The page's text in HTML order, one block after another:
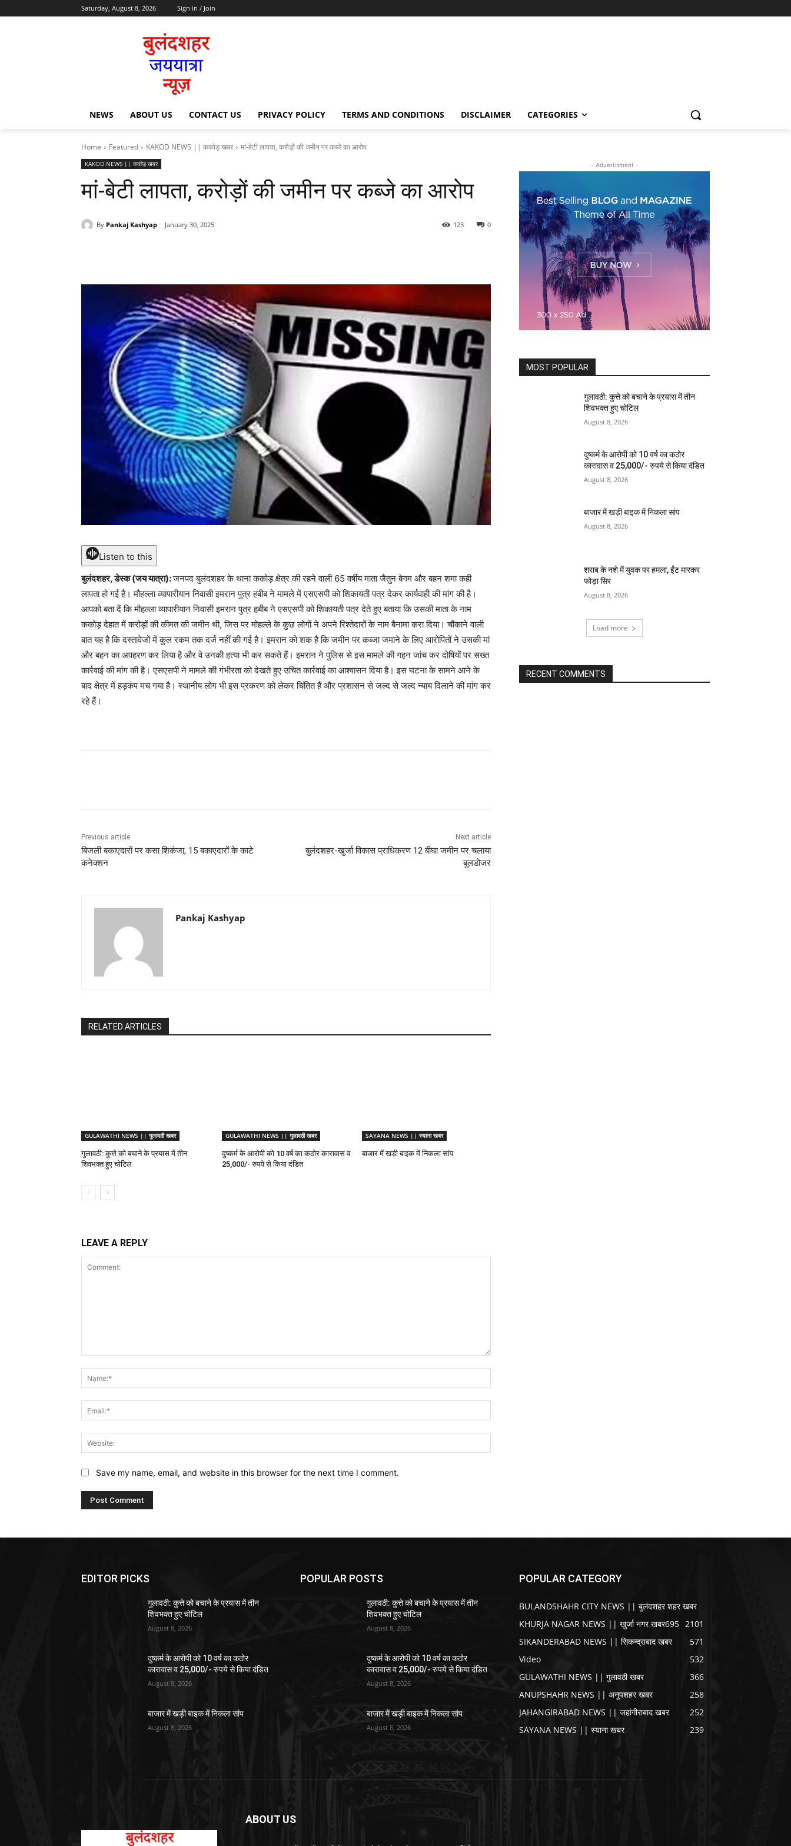
Saturday, August 8, 2026 Sign in / Join
NEWS ABOUT US CONTACT US PRIVACY POLICY TERMS AND CONDITIONS DISCLAIMER CATEGORIES
Home Featured KAKOD NEWS || ककोड़ खबर मां-बेटी लापता, करोड़ों की जमीन पर कब्जे का आरोप
KAKOD NEWS || ककोड़ खबर
मां-बेटी लापता, करोड़ों की जमीन पर कब्जे का आरोप
By Pankaj Kashyap January 30, 2025 0
123
Listen to this
बुलंदशहर, डेस्क (जय यात्रा):जनपद बुलंदशहर के थाना ककोड़ क्षेत्र की रहने वाली 65 वर्षीय माता जैतुन बेगम और बहन शमा कही
लापता हो गई है। मौहल्ला व्यापारीयान निवासी इमरान पुत्र हबीब ने मामले में एसएसपी को शिकायती पत्र देकर कार्यवाही की मांग की है।
आपको बता दें कि मौहल्ला व्यापारीयान निवासी इमरान पुत्र हबीब ने एसएसपी को शिकायती पत्र देते हुए बताया कि उसकी माता के नाम
ककोड़ देहात में करोड़ों की कीमत की जमीन थी, जिस पर मोहल्ले के कुछ लोगों ने अपने रिश्तेदारों के नाम बैनामा करा दिया। चौंकाने वाली
बात यह है कि दस्तावेजों में कुल रकम तक दर्ज नहीं की गई है। इमरान को शक है कि जमीन पर कब्जा जमाने के लिए आरोपितों ने उसकी मां
और बहन का अपहरण कर लिया है और वे उनकी हत्या भी कर सकते हैं। इमरान ने पुलिस से इस मामले की गहन जांच कर दोषियों पर सख्त
कार्रवाई की मांग की है। एसएसपी ने मामले की गंभीरता को देखते हुए उचित कार्रवाई का आश्वासन दिया है। इस घटना के सामने आने के
बाद क्षेत्र में हड़कंप मच गया है। स्थानीय लोग भी इस प्रकरण को लेकर चिंतित हैं और प्रशासन से जल्द से जल्द न्याय दिलाने की मांग कर
रहे हैं।
Previous article
बिजली बकाएदारों पर कसा शिकंजा, 15 बकाएदारों के काटे
कनेक्शन
Next article
बुलंदशहर-खुर्जा विकास प्राधिकरण 12 बीघा जमीन पर चलाया
बुलडोजर
Pankaj Kashyap
RELATED ARTICLES
GULAWATHI NEWS || गुलावठी खबर
गुलावठी: कुत्ते को बचाने के प्रयास में तीन
शिवभक्त हुए चोटिल
GULAWATHI NEWS || गुलावठी खबर
दुष्कर्म के आरोपी को 10 वर्ष का कठोर कारावास व
25,000/- रुपये से किया दंडित
SAYANA NEWS || स्याना खबर
बाजार में खड़ी बाइक में निकला सांप
LEAVE A REPLY
Save my name, email, and website in this browser for the next time I comment.
- Advertisment -
MOST POPULAR
गुलावठी: कुत्ते को बचाने के प्रयास में तीन
शिवभक्त हुए चोटिल
August 8, 2026
दुष्कर्म के आरोपी को 10 वर्ष का कठोर
कारावास व 25,000/- रुपये से किया दंडित
August 8, 2026
बाजार में खड़ी बाइक में निकला सांप
August 8, 2026
शराब के नशे में युवक पर हमला, ईंट मारकर
फोड़ा सिर
August 8, 2026
Load more
RECENT COMMENTS
EDITOR PICKS
गुलावठी: कुत्ते को बचाने के प्रयास में तीन
शिवभक्त हुए चोटिल
August 8, 2026
दुष्कर्म के आरोपी को 10 वर्ष का कठोर
कारावास व 25,000/- रुपये से किया दंडित
August 8, 2026
बाजार में खड़ी बाइक में निकला सांप
August 8, 2026
POPULAR POSTS
गुलावठी: कुत्ते को बचाने के प्रयास में तीन
शिवभक्त हुए चोटिल
August 8, 2026
दुष्कर्म के आरोपी को 10 वर्ष का कठोर
कारावास व 25,000/- रुपये से किया दंडित
August 8, 2026
बाजार में खड़ी बाइक में निकला सांप
August 8, 2026
POPULAR CATEGORY
BULANDSHAHR CITY NEWS || बुलंदशहर शहर खबर
2101
KHURJA NAGAR NEWS || खुर्जा नगर खबर695
SIKANDERABAD NEWS || सिकन्द्राबाद खबर
571
Video
532
GULAWATHI NEWS || गुलावठी खबर
366
ANUPSHAHR NEWS || अनूपशहर खबर
258
JAHANGIRABAD NEWS || जहांगीराबाद खबर
252
SAYANA NEWS || स्याना खबर
239
ABOUT US